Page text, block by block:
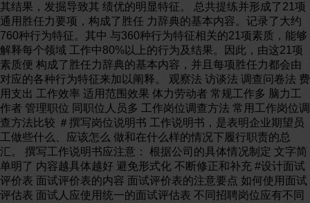
其结果，发掘导致其 绩优的明显特征。 总共提练并形成了21项
通用胜任力要项，构成了胜任 力辞典的基本内容。记录了大约
760种行为特征。其中 与360种行为特征相关的21项素质，能够
解释每个领域 工作中80%以上的行为及结果。因此，由这21项
素质便 构成了胜任力辞典的基本内容，并且每项胜任力都会由
对应的各种行为特征来加以阐释。 观察法 访谈法 调查问卷法 费
用支出 工作效率 适用范围效果 体力劳动者 常规工作多 脑力工
作者 管理职位 同职位人员多 工作岗位调查方法 常用工作岗位调
查方法比较 ＃撰写岗位说明书 工作说明书，是表明企业期望员
工做些什么、应该怎么 做和在什么样的情况下履行职责的总
汇。 撰写工作说明书应注意： 根据公司的具体情况制定 文字简
单明了 内容越具体越好 避免形式化 不断修正和补充 #设计面试
评价表 面试评价表的内容 面试评价表的注意要点 如何使用面试
评估表 面试人应使用统一的面试评估表 不同招聘岗位应有不同